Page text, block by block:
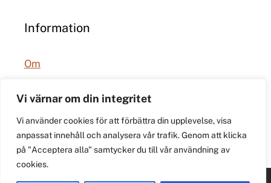
Vi värnar om din integritet
Vi använder cookies för att förbättra din upplevelse, visa
anpassat innehåll och analysera vår trafik. Genom att klicka
på "Acceptera alla" samtycker du till vår användning av
cookies.
Information
Om